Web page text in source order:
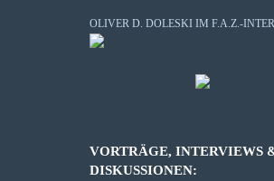
OLIVER D. DOLESKI IM F.A.Z.-
VORTRÄGE, INTERVIEWS
DISKUSSIONEN: